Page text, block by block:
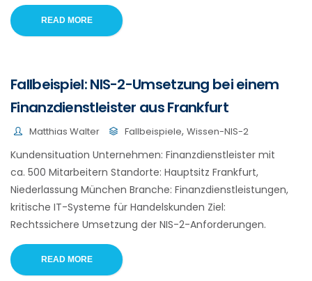
READ MORE
Fallbeispiel: NIS-2-Umsetzung bei einem
Finanzdienstleister aus Frankfurt
Matthias Walter Fallbeispiele, Wissen-NIS-2
Kundensituation Unternehmen: Finanzdienstleister mit
ca. 500 Mitarbeitern Standorte: Hauptsitz Frankfurt,
Niederlassung München Branche: Finanzdienstleistungen,
kritische IT-Systeme für Handelskunden Ziel:
Rechtssichere Umsetzung der NIS-2-Anforderungen.
READ MORE